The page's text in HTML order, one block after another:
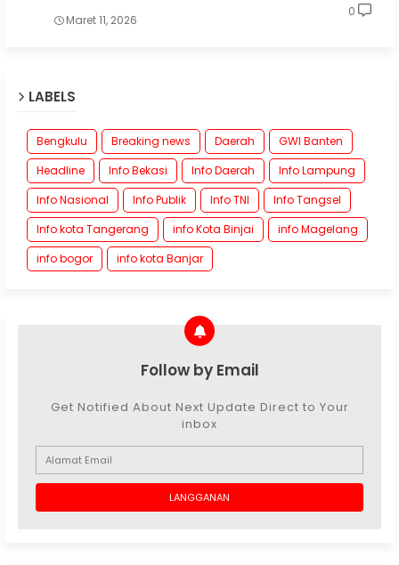
Maret 11, 2026
0
LABELS
Bengkulu Breaking news Daerah
GWI Banten
Headline
Info Bekasi Info Daerah
Info Lampung
Info Nasional
Info Publik Info TNI
Info Tangsel
Info kota Tangerang
info Kota Binjai
info Magelang
info bogor
info kota Banjar
Follow by Email
Get Notified About Next Update Direct to Your
inbox